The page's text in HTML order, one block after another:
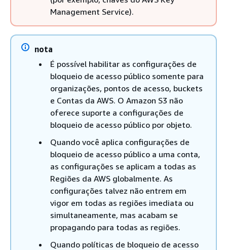
Management Service).
nota
É possível habilitar as configurações de
bloqueio de acesso público somente para
organizações, pontos de acesso, buckets
e Contas da AWS. O Amazon S3 não
oferece suporte a configurações de
bloqueio de acesso público por objeto.
Quando você aplica configurações de
bloqueio de acesso público a uma conta,
as configurações se aplicam a todas as
Regiões da AWS globalmente. As
configurações talvez não entrem em
vigor em todas as regiões imediata ou
simultaneamente, mas acabam se
propagando para todas as regiões.
Quando políticas de bloqueio de acesso